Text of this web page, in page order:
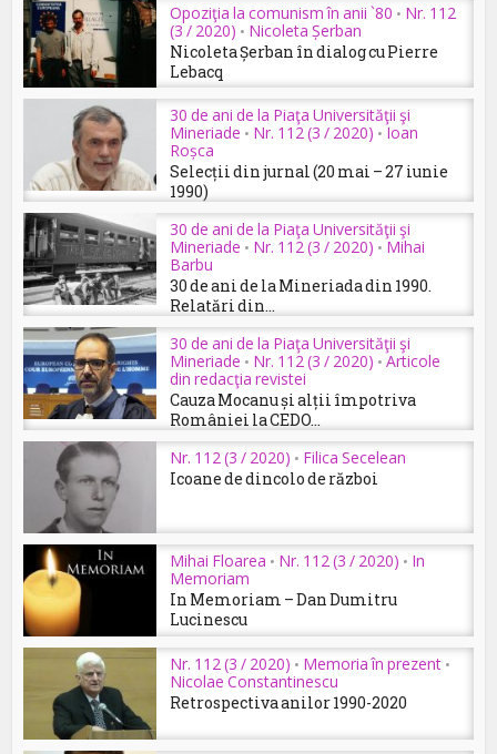
Opoziţia la comunism în anii `80 • Nr. 112
(3 / 2020) • Nicoleta Șerban
Nicoleta Șerban în dialog cu Pierre
Lebacq
30 de ani de la Piaţa Universităţii şi
Mineriade • Nr. 112 (3 / 2020) • Ioan
Roșca
Selecții din jurnal (20 mai – 27 iunie
1990)
30 de ani de la Piaţa Universităţii şi
Mineriade • Nr. 112 (3 / 2020) • Mihai
Barbu
30 de ani de la Mineriada din 1990.
Relatări din...
30 de ani de la Piaţa Universităţii şi
Mineriade • Nr. 112 (3 / 2020) • Articole
din redacţia revistei
Cauza Mocanu și alții împotriva
României la CEDO...
Nr. 112 (3 / 2020) • Filica Secelean
Icoane de dincolo de război
Mihai Floarea • Nr. 112 (3 / 2020) • In
Memoriam
In Memoriam – Dan Dumitru
Lucinescu
Nr. 112 (3 / 2020) • Memoria în prezent •
Nicolae Constantinescu
Retrospectiva anilor 1990-2020